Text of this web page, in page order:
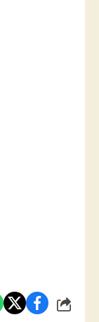
شارك